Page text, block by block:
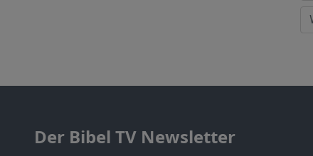
Der Bibel TV Newsletter